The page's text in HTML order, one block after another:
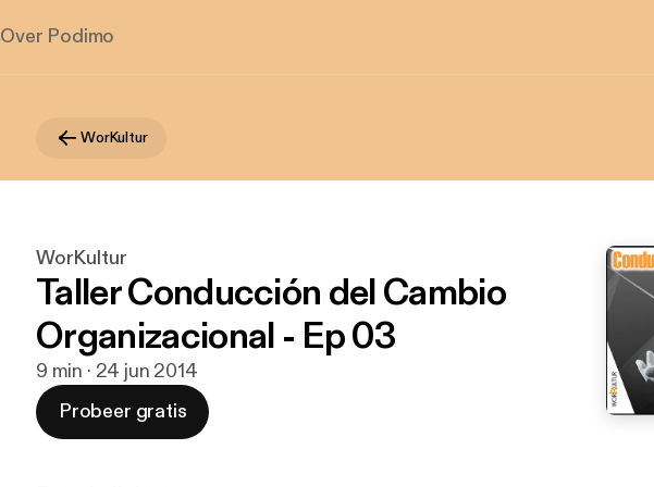
Over Podimo
WorKultur
WorKultur
Taller Conducción del Cambio
Organizacional - Ep 03
9 min · 24 jun 2014
Probeer gratis